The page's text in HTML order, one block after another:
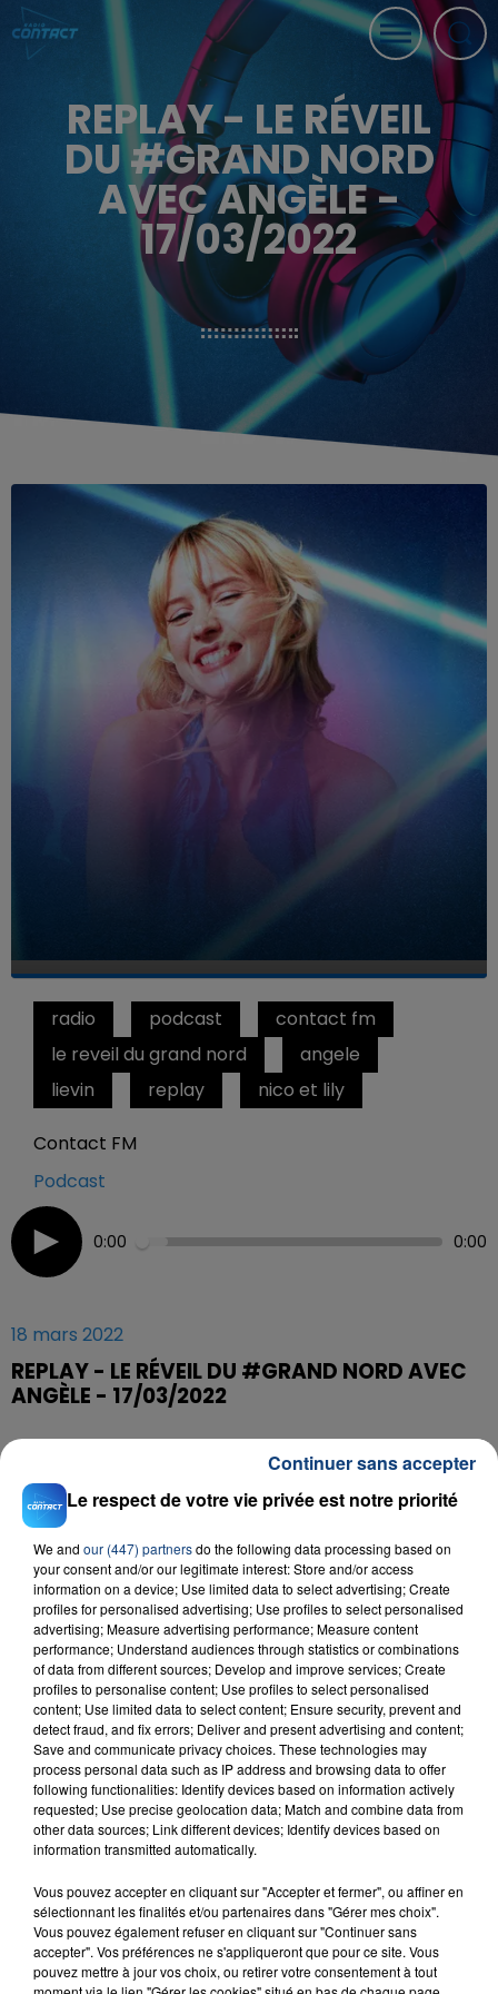
REPLAY - LE RÉVEIL
DU #GRAND NORD
AVEC ANGÈLE -
17/03/2022
radio podcast
contact fm
le reveil du grand nord
angele
lievin
replay nico et lily
Contact FM
Podcast
0:00 0:00
18 mars 2022
REPLAY - LE RÉVEIL DU #GRAND NORD AVEC
ANGÈLE - 17/03/2022
Chaque matin, de 6h à 9h30 retrouvez l'équipe du
Réveil du #Grand Nord pour attaquer votre journée de
bonne humeur.
L'info de votre région, l'actu insolite, des invités, des
jeux, le remboursement de vos courses et le meilleur
mix Contact FM.
TITRES DIFFUSÉS
Le respect de votre vie privée est notre priorité
We and our (447) partnersdo the following data processing based on
your consent and/or our legitimate interest: Store and/or access
information on a device; Use limited data to select advertising; Create
profiles for personalised advertising; Use profiles to select personalised
advertising; Measure advertising performance; Measure content
performance; Understand audiences through statistics or combinations
of data from different sources; Develop and improve services; Create
profiles to personalise content; Use profiles to select personalised
content; Use limited data to select content; Ensure security, prevent and
detect fraud, and fix errors; Deliver and present advertising and content;
Save and communicate privacy choices. These technologies may
process personal data such as IP address and browsing data to offer
following functionalities: Identify devices based on information actively
requested; Use precise geolocation data; Match and combine data from
other data sources; Link different devices; Identify devices based on
information transmitted automatically.
Vous pouvez accepter en cliquant sur "Accepter et fermer", ou affiner en
sélectionnant les finalités et/ou partenaires dans "Gérer mes choix".
Vous pouvez également refuser en cliquant sur "Continuer sans
accepter". Vos préférences ne s'appliqueront que pour ce site. Vous
pouvez mettre à jour vos choix, ou retirer votre consentement à tout
Continuer sans accepter